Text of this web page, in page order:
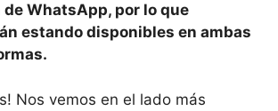
de WhatsApp,‌ por lo que
estando​ disponibles en ambas
Nos ⁣vemos ‍en el lado ‍más